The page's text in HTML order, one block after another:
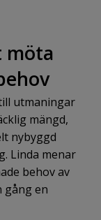
möta
utmaningar
mängd,
nybyggd
Linda menar
behov av
gång en